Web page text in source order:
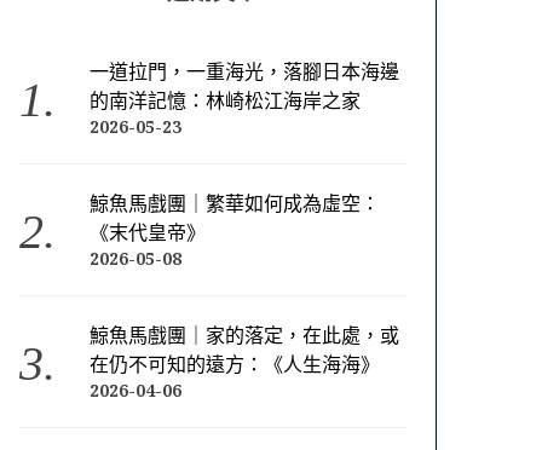
一道拉門，一重海光，落腳日本海邊
的南洋記憶：林崎松江海岸之家
2026-05-23
鯨魚馬戲團｜繁華如何成為虛空：
《末代皇帝》
2026-05-08
鯨魚馬戲團｜家的落定，在此處，或
在仍不可知的遠方：《人生海海》
2026-04-06